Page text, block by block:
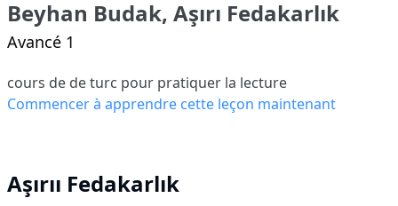
Beyhan Budak, Aşırı Fedakarlık
Avancé 1
cours de de turc pour pratiquer la lecture
Commencer à apprendre cette leçon maintenant
Aşırıı Fedakarlık